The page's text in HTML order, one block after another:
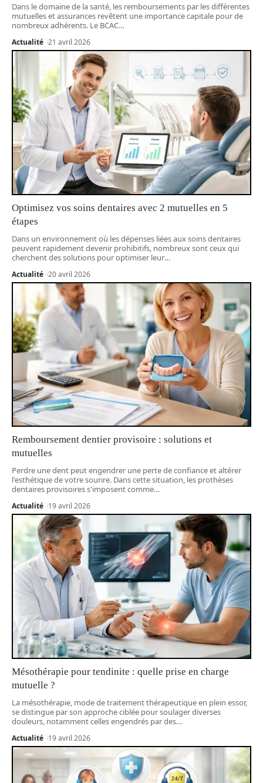
Dans le domaine de la santé, les remboursements par les différentes
mutuelles et assurances revêtent une importance capitale pour de
nombreux adhérents. Le BCAC…
Actualité 21 avril 2026
Optimisez vos soins dentaires avec 2 mutuelles en 5
étapes
Dans un environnement où les dépenses liées aux soins dentaires
peuvent rapidement devenir prohibitifs, nombreux sont ceux qui
cherchent des solutions pour optimiser leur…
Actualité 20 avril 2026
Remboursement dentier provisoire : solutions et
mutuelles
Perdre une dent peut engendrer une perte de confiance et altérer
l'esthétique de votre sourire. Dans cette situation, les prothèses
dentaires provisoires s'imposent comme…
Actualité 19 avril 2026
Mésothérapie pour tendinite : quelle prise en charge
mutuelle ?
La mésothérapie, mode de traitement thérapeutique en plein essor,
se distingue par son approche ciblée pour soulager diverses
douleurs, notamment celles engendrés par des…
Actualité 19 avril 2026